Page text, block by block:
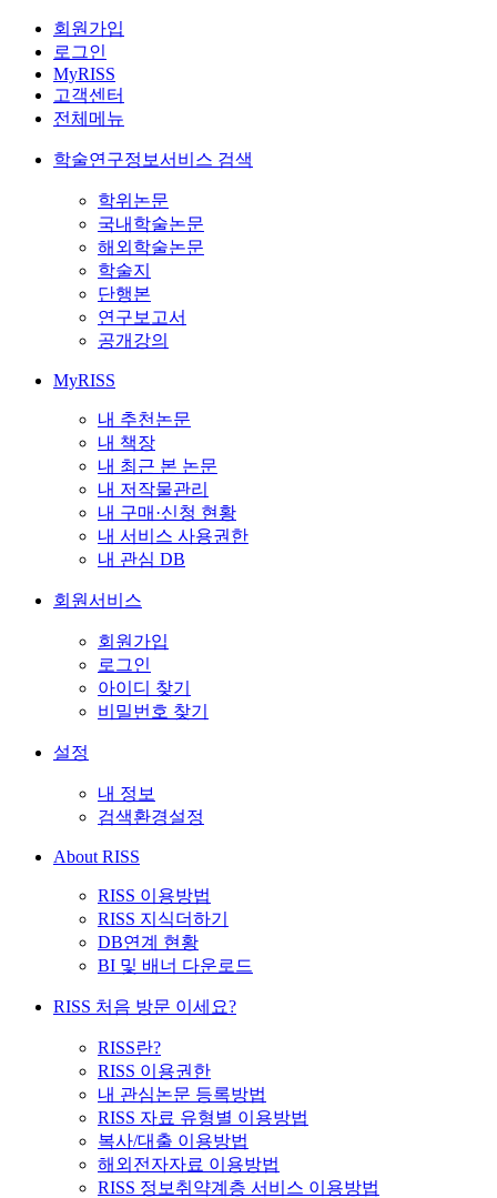
회원가입
로그인
MyRISS
고객센터
전체메뉴
학술연구정보서비스 검색
학위논문
국내학술논문
해외학술논문
학술지
단행본
연구보고서
공개강의
MyRISS
내 추천논문
내 책장
내 최근 본 논문
내 저작물관리
내 구매·신청 현황
내 서비스 사용권한
내 관심 DB
회원서비스
회원가입
로그인
아이디 찾기
비밀번호 찾기
설정
내 정보
검색환경설정
About RISS
RISS 이용방법
RISS 지식더하기
DB연계 현황
BI 및 배너 다운로드
RISS 처음 방문 이세요?
RISS란?
RISS 이용권한
내 관심논문 등록방법
RISS 자료 유형별 이용방법
복사/대출 이용방법
해외전자자료 이용방법
RISS 정보취약계층 서비스 이용방법